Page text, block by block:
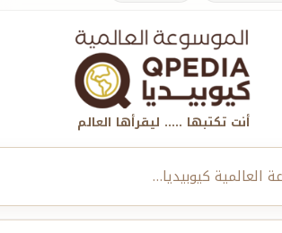
أنت تكتبها ..... ليقرأها العالم